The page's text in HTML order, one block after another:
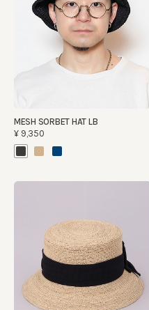
MESH SORBET HAT LB
¥9,350